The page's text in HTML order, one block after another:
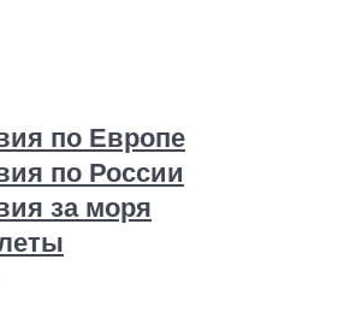
по Европе
по России
за моря